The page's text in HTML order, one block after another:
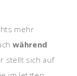
mehr
während
stellt sich auf